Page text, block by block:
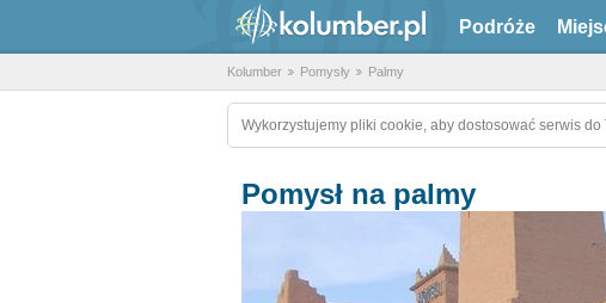
Podróże
Kolumber Pomysły Palmy
Wykorzystujemy pliki cookie, aby dostosować serwis
Pomysł na palmy